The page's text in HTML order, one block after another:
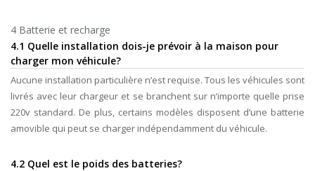
4 Batterie et recharge
4.1 Quelle installation dois-je prévoir à la maison pour
charger mon véhicule?
Aucune installation particulière n’est requise. Tous les véhicules sont
livrés avec leur chargeur et se branchent sur n’importe quelle prise
220v standard. De plus, certains modèles disposent d’une batterie
amovible qui peut se charger indépendamment du véhicule.
4.2 Quel est le poids des batteries?